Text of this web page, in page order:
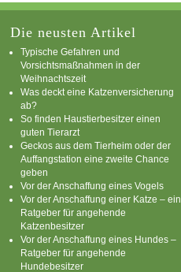
Die neusten Artikel
Typische Gefahren und
Vorsichtsmaßnahmen in der
Weihnachtszeit
Was deckt eine Katzenversicherung
ab?
So finden Haustierbesitzer einen
guten Tierarzt
Geckos aus dem Tierheim oder der
Auffangstation eine zweite Chance
geben
Vor der Anschaffung eines Vogels
Vor der Anschaffung einer Katze – ein
Ratgeber für angehende
Katzenbesitzer
Vor der Anschaffung eines Hundes –
Ratgeber für angehende
Hundebesitzer